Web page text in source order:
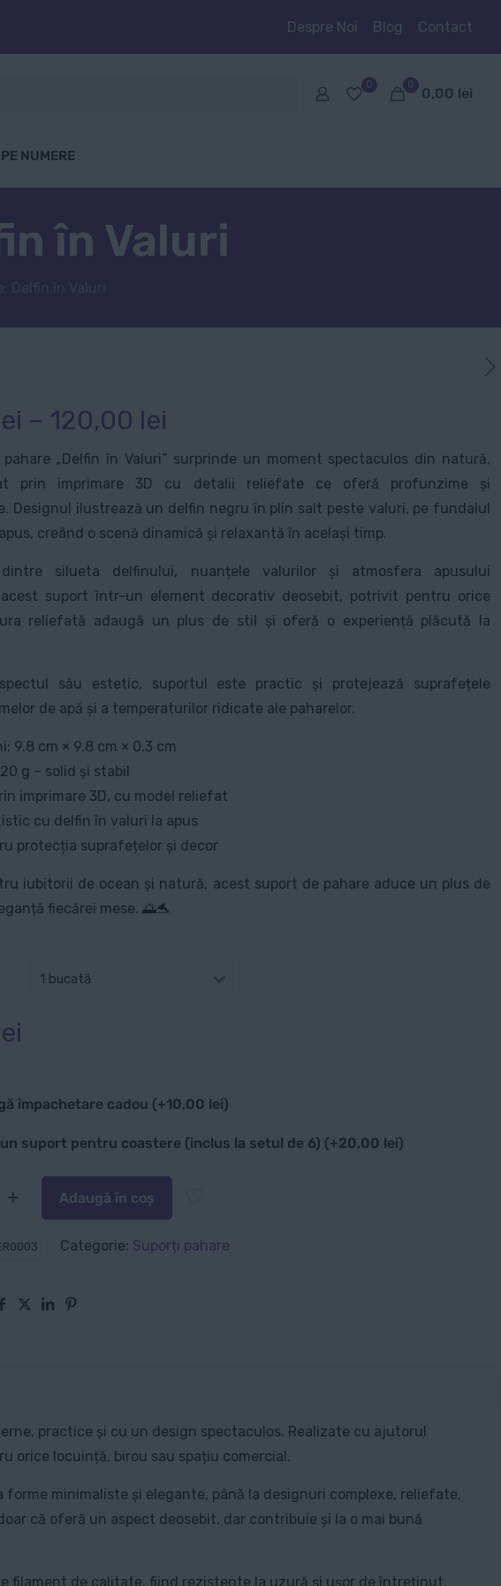
Despre Noi Blog Contact
0 0
0,00 lei
NUMERE
în Valuri
– 120,00 lei
prețuri:
25,00 lei
până
120,00 lei
„Delfin în Valuri” surprinde un moment spectaculos din natură,
prin imprimare 3D cu detalii reliefate ce oferă profunzime și
Designul ilustrează un delfin negru în plin salt peste valuri, pe fundalul
creând o scenă dinamică și relaxantă în același timp.
silueta delfinului, nuanțele valurilor și atmosfera apusului
suport într-un element decorativ deosebit, potrivit pentru orice
reliefată adaugă un plus de stil și oferă o experiență plăcută la
său estetic, suportul este practic și protejează suprafețele
de apă și a temperaturilor ridicate ale paharelor.
9.8 cm × 9.8 cm × 0.3 cm
g – solid și stabil
imprimare 3D, cu model reliefat
cu delfin în valuri la apus
protecția suprafețelor și decor
iubitorii de ocean și natură, acest suport de pahare aduce un plus de
fiecărei mese. 🌅🐬
împachetare cadou (+10,00 lei)
suport pentru coastere (inclus la setul de 6) (+20,00 lei)
Adaugă în coș
Categorie: Suporți pahare
practice și cu un design spectaculos. Realizate cu ajutorul
orice locuință, birou sau spațiu comercial.
minimaliste și elegante, până la designuri complexe, reliefate,
că oferă un aspect deosebit, dar contribuie și la o mai bună
filament de calitate, fiind rezistente la uzură și ușor de întreținut.